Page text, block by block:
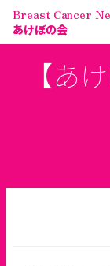
Breast Cancer
あけぼの会
【あ